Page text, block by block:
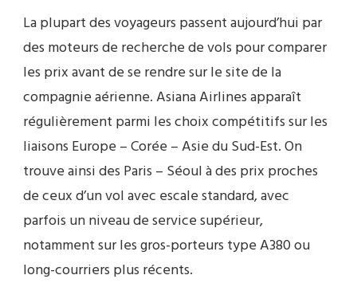
La plupart des voyageurs passent aujourd’hui par
des moteurs de recherche de vols pour comparer
les prix avant de se rendre sur le site de la
compagnie aérienne. Asiana Airlines apparaît
régulièrement parmi les choix compétitifs sur les
liaisons Europe – Corée – Asie du Sud-Est. On
trouve ainsi des Paris – Séoul à des prix proches
de ceux d’un vol avec escale standard, avec
parfois un niveau de service supérieur,
notamment sur les gros-porteurs type A380 ou
long-courriers plus récents.